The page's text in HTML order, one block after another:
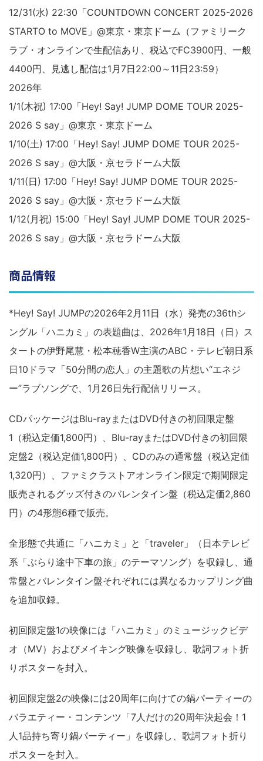
12/31(水) 22:30「COUNTDOWN CONCERT 2025-2026
STARTO to MOVE」@東京・東京ドーム（ファミリーク
ラブ・オンラインで生配信あり、税込でFC3900円、一般
4400円、見逃し配信は1月7日22:00～11日23:59）
2026年
1/1(木祝) 17:00「Hey! Say! JUMP DOME TOUR 2025-
2026 S say」@東京・東京ドーム
1/10(土) 17:00「Hey! Say! JUMP DOME TOUR 2025-
2026 S say」@大阪・京セラドーム大阪
1/11(日) 17:00「Hey! Say! JUMP DOME TOUR 2025-
2026 S say」@大阪・京セラドーム大阪
1/12(月祝) 15:00「Hey! Say! JUMP DOME TOUR 2025-
2026 S say」@大阪・京セラドーム大阪
商品情報
*Hey! Say! JUMPの2026年2月11日（水）発売の36thシ
ングル「ハニカミ」の表題曲は、2026年1月18日（日）ス
タートの伊野尾慧・松本穂香W主演のABC・テレビ朝日系
日10ドラマ「50分間の恋人」の主題歌の片想い“エネジ
ー”ラブソングで、1月26日先行配信リリース。
CDパッケージはBlu-rayまたはDVD付きの初回限定盤
1（税込定価1,800円）、Blu-rayまたはDVD付きの初回限
定盤2（税込定価1,800円）、CDのみの通常盤（税込定価
1,320円）、ファミクラストアオンライン限定で期間限定
販売されるグッズ付きのバレンタイン盤（税込定価2,860
円）の4形態6種で販売。
全形態で共通に「ハニカミ」と「traveler」（日本テレビ
系「ぶらり途中下車の旅」のテーマソング）を収録し、通
常盤とバレンタイン盤それぞれには異なるカップリング曲
を追加収録。
初回限定盤1の映像には「ハニカミ」のミュージックビデ
オ（MV）およびメイキング映像を収録し、歌詞フォト折
りポスターを封入。
初回限定盤2の映像には20周年に向けての鍋パーティーの
バラエティー・コンテンツ「7人だけの20周年決起会！1
人1品持ち寄り鍋パーティー」を収録し、歌詞フォト折り
ポスターを封入。